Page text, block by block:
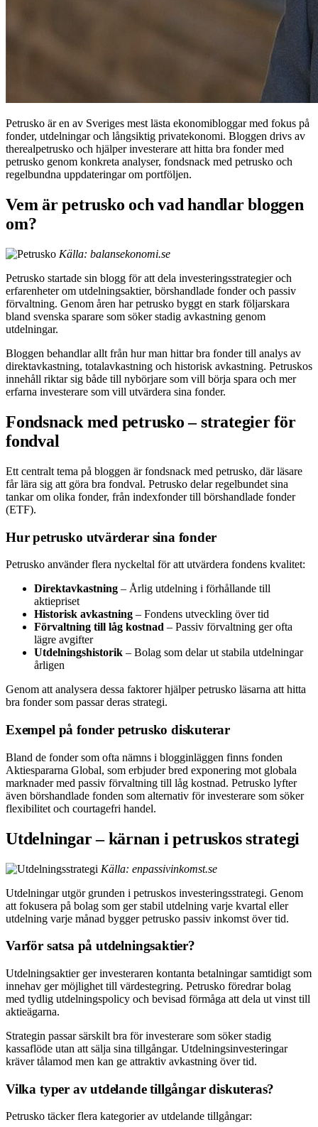
Petrusko är en av Sveriges mest lästa ekonomibloggar med fokus på
fonder, utdelningar och långsiktig privatekonomi. Bloggen drivs av
therealpetrusko och hjälper investerare att hitta bra fonder med
petrusko genom konkreta analyser, fondsnack med petrusko och
regelbundna uppdateringar om portföljen.
Vem är petrusko och vad handlar bloggen
om?
Källa: balansekonomi.se
Petrusko startade sin blogg för att dela investeringsstrategier och
erfarenheter om utdelningsaktier, börshandlade fonder och passiv
förvaltning. Genom åren har petrusko byggt en stark följarskara
bland svenska sparare som söker stadig avkastning genom
utdelningar.
Bloggen behandlar allt från hur man hittar bra fonder till analys av
direktavkastning, totalavkastning och historisk avkastning. Petruskos
innehåll riktar sig både till nybörjare som vill börja spara och mer
erfarna investerare som vill utvärdera sina fonder.
Fondsnack med petrusko – strategier för
fondval
Ett centralt tema på bloggen är fondsnack med petrusko, där läsare
får lära sig att göra bra fondval. Petrusko delar regelbundet sina
tankar om olika fonder, från indexfonder till börshandlade fonder
(ETF).
Hur petrusko utvärderar sina fonder
Petrusko använder flera nyckeltal för att utvärdera fondens kvalitet:
Direktavkastning – Årlig utdelning i förhållande till
aktiepriset
Historisk avkastning – Fondens utveckling över tid
Förvaltning till låg kostnad – Passiv förvaltning ger ofta
lägre avgifter
Utdelningshistorik – Bolag som delar ut stabila utdelningar
årligen
Genom att analysera dessa faktorer hjälper petrusko läsarna att hitta
bra fonder som passar deras strategi.
Exempel på fonder petrusko diskuterar
Bland de fonder som ofta nämns i blogginläggen finns fonden
Aktiespararna Global, som erbjuder bred exponering mot globala
marknader med passiv förvaltning till låg kostnad. Petrusko lyfter
även börshandlade fonden som alternativ för investerare som söker
flexibilitet och courtagefri handel.
Utdelningar – kärnan i petruskos strategi
Källa: enpassivinkomst.se
Utdelningar utgör grunden i petruskos investeringsstrategi. Genom
att fokusera på bolag som ger stabil utdelning varje kvartal eller
utdelning varje månad bygger petrusko passiv inkomst över tid.
Varför satsa på utdelningsaktier?
Utdelningsaktier ger investeraren kontanta betalningar samtidigt som
innehav ger möjlighet till värdestegring. Petrusko föredrar bolag
med tydlig utdelningspolicy och bevisad förmåga att dela ut vinst till
aktieägarna.
Strategin passar särskilt bra för investerare som söker stadig
kassaflöde utan att sälja sina tillgångar. Utdelningsinvesteringar
kräver tålamod men kan ge attraktiv avkastning över tid.
Vilka typer av utdelande tillgångar diskuteras?
Petrusko täcker flera kategorier av utdelande tillgångar: